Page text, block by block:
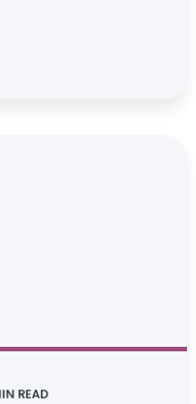
READ